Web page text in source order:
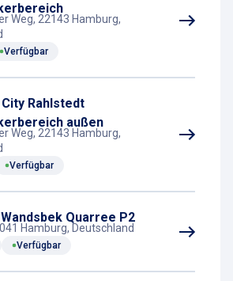
Weg, 22143 Hamburg,
Verfügbar
Rahlstedt
außen
Weg, 22143 Hamburg,
Verfügbar
Quarree P2
Hamburg, Deutschland
Verfügbar